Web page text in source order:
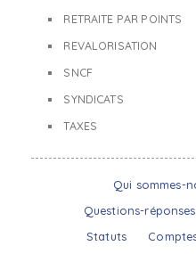
RETRAITE PAR POINTS
REVALORISATION
SNCF
SYNDICATS
TAXES
Qui sommes-
Questions-réponses
Statuts